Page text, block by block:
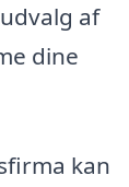
af
dine
kan